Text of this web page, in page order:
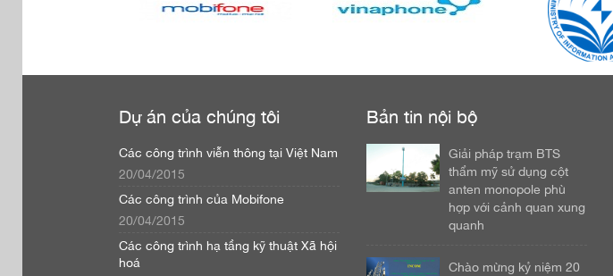
Dự án của chúng tôi
Các công trình viễn thông tại Việt Nam
20/04/2015
Các công trình của Mobifone
20/04/2015
Các công trình hạ tầng kỹ thuật Xã hội
hoá
Bản tin nội bộ
Giải pháp trạm BTS
thẩm mỹ sử dụng cột
anten monopole phù
hợp với cảnh quan xung
quanh
Chào mừng kỷ niệm 20